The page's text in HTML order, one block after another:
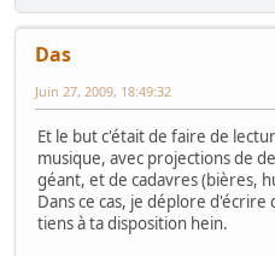
Das
Juin 27, 2009, 18:49:32
Et le but c'était de faire de
musique, avec projections de
géant, et de cadavres (bières,
Dans ce cas, je déplore
tiens à ta disposition hein.